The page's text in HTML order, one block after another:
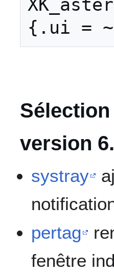
version
systray
pertag
fenêtre